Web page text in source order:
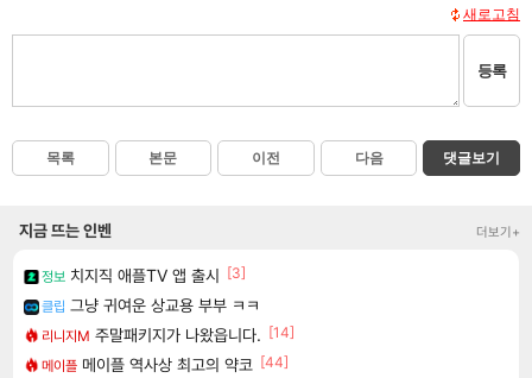
새로고침
등록
목록 본문 이전 다음 댓글보기
지금 뜨는 인벤 더보기+
정보 치지직 애플TV 앱 출시 [3]
클립 그냥 귀여운 상교용 부부 ㅋㅋ
리니지M 주말패키지가 나왔읍니다. [14]
메이플 메이플 역사상 최고의 약코 [44]